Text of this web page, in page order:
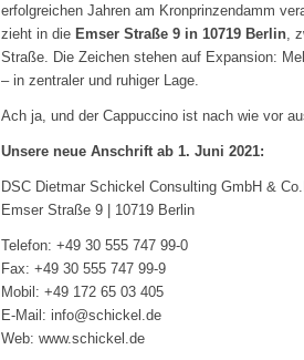
erfolgreichen Jahren am Kronprinzendamm
zieht in die Emser Straße 9 in 10719 Berlin ,
Straße. Die Zeichen stehen auf Expansion:
– in zentraler und ruhiger Lage.
Ach ja, und der Cappuccino ist nach wie vor
Unsere neue Anschrift ab 1. Juni 2021:
DSC Dietmar Schickel Consulting GmbH &
Emser Straße 9 | 10719 Berlin
Telefon: +49 30 555 747 99-0
Fax: +49 30 555 747 99-9
Mobil: +49 172 65 03 405
E-Mail: info@schickel.de
Web: www.schickel.de